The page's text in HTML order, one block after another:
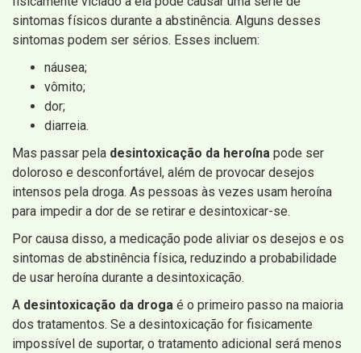
sintomas físicos durante a abstinência. Alguns desses
sintomas podem ser sérios. Esses incluem:
náusea;
vômito;
dor;
diarreia.
Mas passar pela desintoxicação da heroína pode ser
doloroso e desconfortável, além de provocar desejos
intensos pela droga. As pessoas às vezes usam heroína
para impedir a dor de se retirar e desintoxicar-se.
Por causa disso, a medicação pode aliviar os desejos e os
sintomas de abstinência física, reduzindo a probabilidade
de usar heroína durante a desintoxicação.
A desintoxicação da droga é o primeiro passo na maioria
dos tratamentos. Se a desintoxicação for fisicamente
impossível de suportar, o tratamento adicional será menos